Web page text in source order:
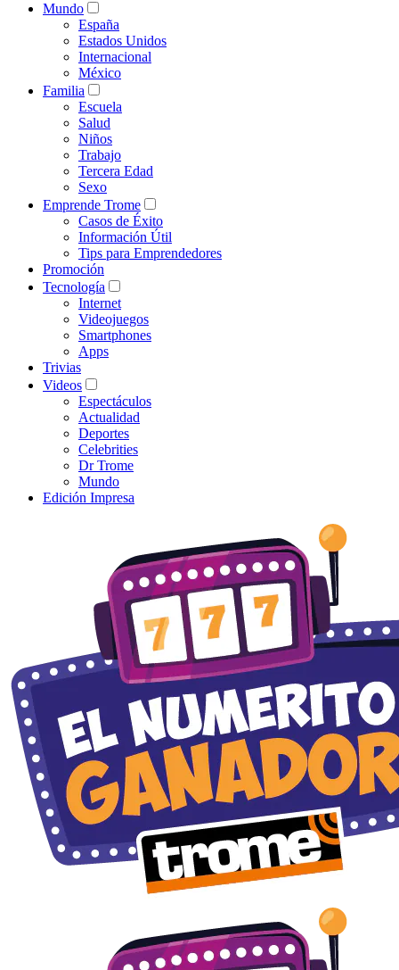
Mundo
España
Estados Unidos
Internacional
México
Familia
Escuela
Salud
Niños
Trabajo
Tercera Edad
Sexo
Emprende Trome
Casos de Éxito
Información Útil
Tips para Emprendedores
Promoción
Tecnología
Internet
Videojuegos
Smartphones
Apps
Trivias
Videos
Espectáculos
Actualidad
Deportes
Celebrities
Dr Trome
Mundo
Edición Impresa